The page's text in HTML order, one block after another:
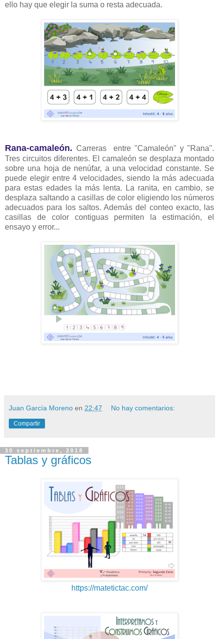
ello hay que elegir la suma o resta adecuada.
Rana-camaleón. Carreras entre "Camaleón" y "Rana".
Tres circuitos diferentes. El camaleón se desplaza montado
sobre una hoja de nenúfar, a una velocidad constante. Se
puede elegir entre 4 velocidades, siendo la más adecuada
para estas edades la más lenta. La ranita, en cambio, se
desplaza saltando a casillas de color eligiendo los números
adecuados para los saltos. Además del conteo exacto, las
casillas de color contiguas permiten la estimación, el
ensayo y error...
Juan García Moreno en 22:47 No hay comentarios:
Compartir
30 septiembre, 2018
Tablas y gráficos
https://matetictac.com/